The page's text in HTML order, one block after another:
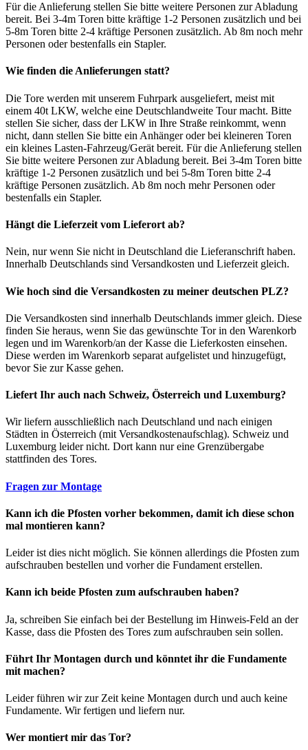
Für die Anlieferung stellen Sie bitte weitere Personen zur Abladung
bereit. Bei 3-4m Toren bitte kräftige 1-2 Personen zusätzlich und bei
5-8m Toren bitte 2-4 kräftige Personen zusätzlich. Ab 8m noch mehr
Personen oder bestenfalls ein Stapler.
Wie finden die Anlieferungen statt?
Die Tore werden mit unserem Fuhrpark ausgeliefert, meist mit
einem 40t LKW, welche eine Deutschlandweite Tour macht. Bitte
stellen Sie sicher, dass der LKW in Ihre Straße reinkommt, wenn
nicht, dann stellen Sie bitte ein Anhänger oder bei kleineren Toren
ein kleines Lasten-Fahrzeug/Gerät bereit. Für die Anlieferung stellen
Sie bitte weitere Personen zur Abladung bereit. Bei 3-4m Toren bitte
kräftige 1-2 Personen zusätzlich und bei 5-8m Toren bitte 2-4
kräftige Personen zusätzlich. Ab 8m noch mehr Personen oder
bestenfalls ein Stapler.
Hängt die Lieferzeit vom Lieferort ab?
Nein, nur wenn Sie nicht in Deutschland die Lieferanschrift haben.
Innerhalb Deutschlands sind Versandkosten und Lieferzeit gleich.
Wie hoch sind die Versandkosten zu meiner deutschen PLZ?
Die Versandkosten sind innerhalb Deutschlands immer gleich. Diese
finden Sie heraus, wenn Sie das gewünschte Tor in den Warenkorb
legen und im Warenkorb/an der Kasse die Lieferkosten einsehen.
Diese werden im Warenkorb separat aufgelistet und hinzugefügt,
bevor Sie zur Kasse gehen.
Liefert Ihr auch nach Schweiz, Österreich und Luxemburg?
Wir liefern ausschließlich nach Deutschland und nach einigen
Städten in Österreich (mit Versandkostenaufschlag). Schweiz und
Luxemburg leider nicht. Dort kann nur eine Grenzübergabe
stattfinden des Tores.
Fragen zur Montage
Kann ich die Pfosten vorher bekommen, damit ich diese schon
mal montieren kann?
Leider ist dies nicht möglich. Sie können allerdings die Pfosten zum
aufschrauben bestellen und vorher die Fundament erstellen.
Kann ich beide Pfosten zum aufschrauben haben?
Ja, schreiben Sie einfach bei der Bestellung im Hinweis-Feld an der
Kasse, dass die Pfosten des Tores zum aufschrauben sein sollen.
Führt Ihr Montagen durch und könntet ihr die Fundamente
mit machen?
Leider führen wir zur Zeit keine Montagen durch und auch keine
Fundamente. Wir fertigen und liefern nur.
Wer montiert mir das Tor?